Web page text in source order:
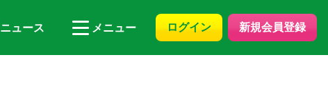
ニュース メニュー ログイン 新規会員登録